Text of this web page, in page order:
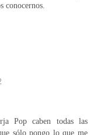
conocernos.
Pop caben todas las
sólo pongo lo que me